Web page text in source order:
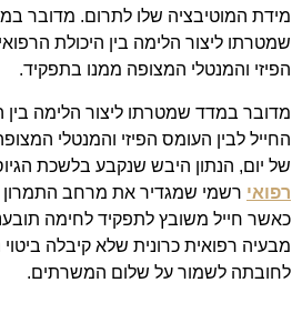
מידת המוטיבציה שלו לתרום. מדובר
שמטרתו ליצור הלימה בין היכולת
הפיזי והמנטלי המצופה ממנו בתפקיד.
מדובר במדד שמטרתו ליצור הלימה בין
החייל לבין העומס הפיזי והמנטלי
של יום, הנתון היבש שנקבע בלשכת
רפואי רשמי שמגדיר את מרחב
כאשר חייל משובץ לתפקיד לחימה
מבעיה רפואית כרונית שלא קיבלה
לחובתה לשמור על שלום המשרתים.